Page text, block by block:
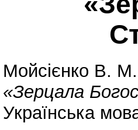
Мойсієнко В. М.
«Зерцала
Українська